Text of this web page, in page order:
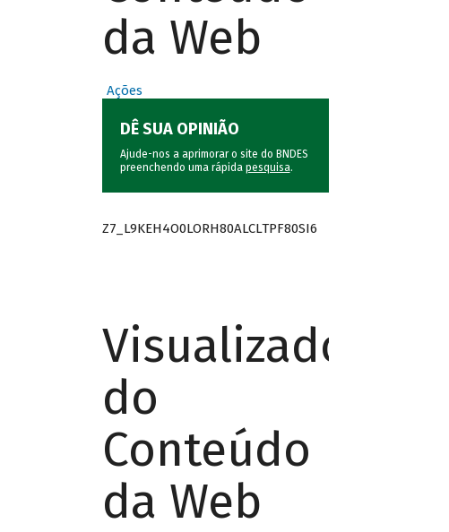
da Web
Ações
DÊ SUA OPINIÃO
Ajude-nos a aprimorar o site do BNDES
preenchendo uma rápida pesquisa.
Z7_L9KEH4O0LORH80ALCLTPF80SI6
Visualizador
do
Conteúdo
da Web